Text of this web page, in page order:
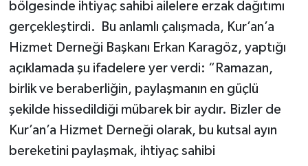
bölgesinde ihtiyaç sahibi ailelere erzak dağıtımı
gerçekleştirdi. Bu anlamlı çalışmada, Kur’an’a
Hizmet Derneği Başkanı Erkan Karagöz, yaptığı
açıklamada şu ifadelere yer verdi: “Ramazan,
birlik ve beraberliğin, paylaşmanın en güçlü
şekilde hissedildiği mübarek bir aydır. Bizler de
Kur’an’a Hizmet Derneği olarak, bu kutsal ayın
bereketini paylaşmak, ihtiyaç sahibi